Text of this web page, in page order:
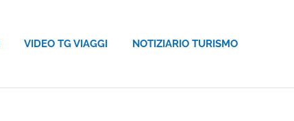
VIDEO TG VIAGGI NOTIZIARIO TURISMO